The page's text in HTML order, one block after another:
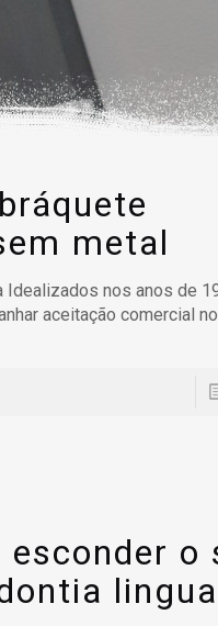
metal
Idealizados nos anos de
aceitação comercial
o